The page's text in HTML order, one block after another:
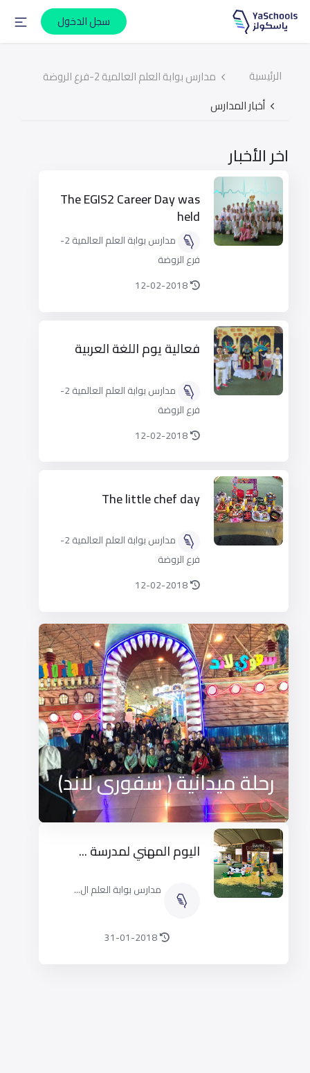
سجل الدخول
الرئيسية
مدارس بوابة العلم العالمية 2-فرع الروضة
أخبار المدارس
اخر الأخبار
The EGIS2 Career Day was
held
مدارس بوابة العلم العالمية 2-
فرع الروضة
12-02-2018
فعالية يوم اللغة العربية
مدارس بوابة العلم العالمية 2-
فرع الروضة
12-02-2018
The little chef day
مدارس بوابة العلم العالمية 2-
فرع الروضة
12-02-2018
رحلة ميدانية ( سفورى لاند)
اليوم المهني لمدرسة ...
مدارس بوابة العلم ال...
31-01-2018